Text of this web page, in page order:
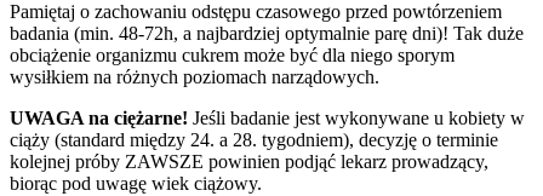
Pamiętaj o zachowaniu odstępu czasowego przed powtórzeniem
badania (min. 48-72h, a najbardziej optymalnie parę dni)! Tak duże
obciążenie organizmu cukrem może być dla niego sporym
wysiłkiem na różnych poziomach narządowych.
UWAGA na ciężarne! Jeśli badanie jest wykonywane u kobiety w
ciąży (standard między 24. a 28. tygodniem), decyzję o terminie
kolejnej próby ZAWSZE powinien podjąć lekarz prowadzący,
biorąc pod uwagę wiek ciążowy.